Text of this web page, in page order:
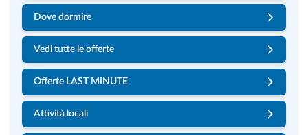
Dove dormire
Vedi tutte le offerte
Offerte LAST MINUTE
Attività locali